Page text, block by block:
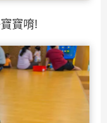
寶唷!